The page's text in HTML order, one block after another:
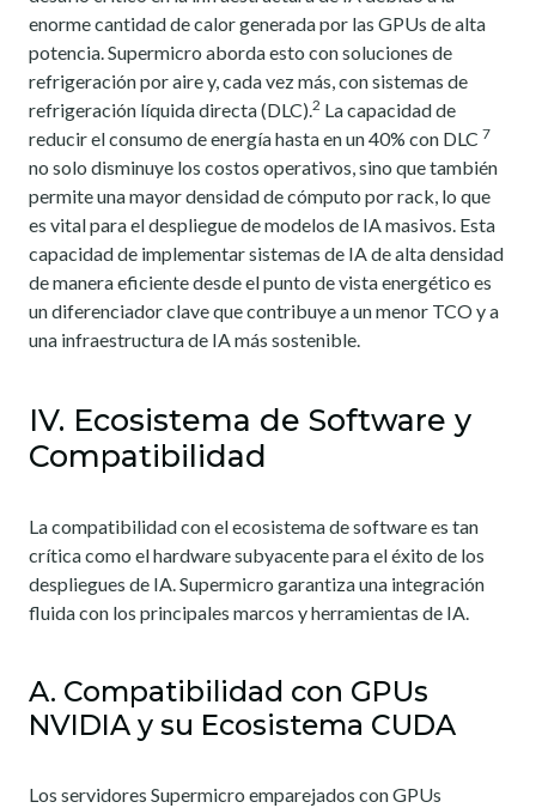
enorme cantidad de calor generada por las GPUs de alta
potencia. Supermicro aborda esto con soluciones de
refrigeración por aire y, cada vez más, con sistemas de
refrigeración líquida directa (DLC).2 La capacidad de
reducir el consumo de energía hasta en un 40% con DLC 7
no solo disminuye los costos operativos, sino que también
permite una mayor densidad de cómputo por rack, lo que
es vital para el despliegue de modelos de IA masivos. Esta
capacidad de implementar sistemas de IA de alta densidad
de manera eficiente desde el punto de vista energético es
un diferenciador clave que contribuye a un menor TCO y a
una infraestructura de IA más sostenible.
IV. Ecosistema de Software y
Compatibilidad
La compatibilidad con el ecosistema de software es tan
crítica como el hardware subyacente para el éxito de los
despliegues de IA. Supermicro garantiza una integración
fluida con los principales marcos y herramientas de IA.
A. Compatibilidad con GPUs
NVIDIA y su Ecosistema CUDA
Los servidores Supermicro emparejados con GPUs